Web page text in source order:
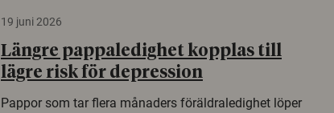
19 juni 2026
Längre pappaledighet kopplas till
lägre risk för depression
Pappor som tar flera månaders föräldraledighet löper